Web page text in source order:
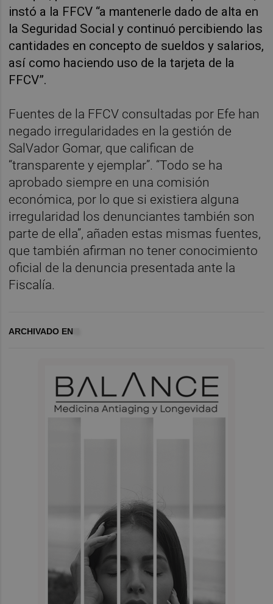
instó a la FFCV “a mantenerle dado de alta en
la Seguridad Social y continuó percibiendo las
cantidades en concepto de sueldos y salarios,
así como haciendo uso de la tarjeta de la
FFCV”.
Fuentes de la FFCV consultadas por Efe han
negado irregularidades en la gestión de
SalVador Gomar, que califican de
“transparente y ejemplar”. “Todo se ha
aprobado siempre en una comisión
económica, por lo que si existiera alguna
irregularidad los denunciantes también son
parte de ella”, añaden estas mismas fuentes,
que también afirman no tener conocimiento
oficial de la denuncia presentada ante la
Fiscalía.
ARCHIVADO EN